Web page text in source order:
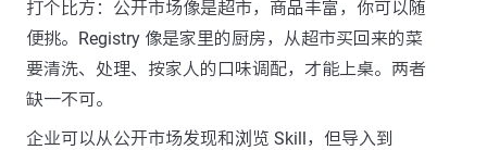
打个比方：公开市场像是超市，商品丰富，你可以随
便挑。Registry 像是家里的厨房，从超市买回来的菜
要清洗、处理、按家人的口味调配，才能上桌。两者
缺一不可。
企业可以从公开市场发现和浏览 Skill，但导入到